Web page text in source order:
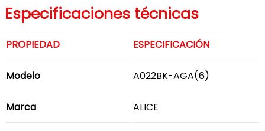
Especificaciones técnicas
PROPIEDAD ESPECIFICACIÓN
Modelo A022BK-AGA(6)
Marca ALICE